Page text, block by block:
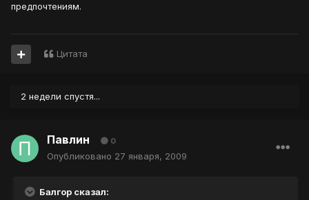
предпочтениям.
Цитата
2 недели спустя...
Павлин 0
Опубликовано 27 января, 2009
Балгор сказал: